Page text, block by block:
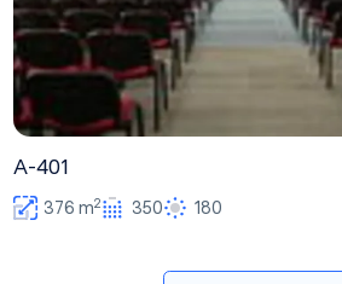
A-401
376 m2 350 180